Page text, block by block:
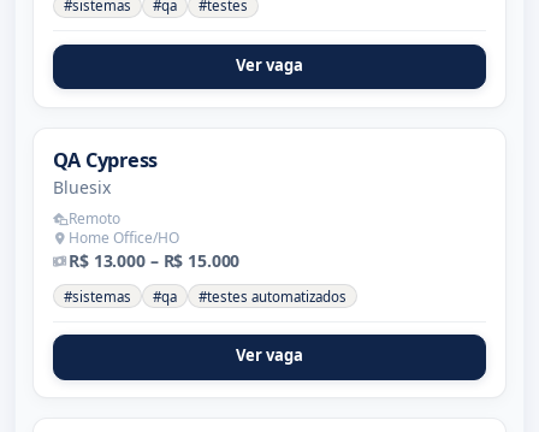
#sistemas #qa #testes
Ver vaga
QA Cypress
Bluesix
Remoto
Home Office/HO
R$ 13.000 – R$ 15.000
#sistemas #qa #testes automatizados
Ver vaga